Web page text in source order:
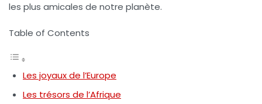
les plus amicales de notre planète.
Table of Contents
Les joyaux de l’Europe
Les trésors de l’Afrique